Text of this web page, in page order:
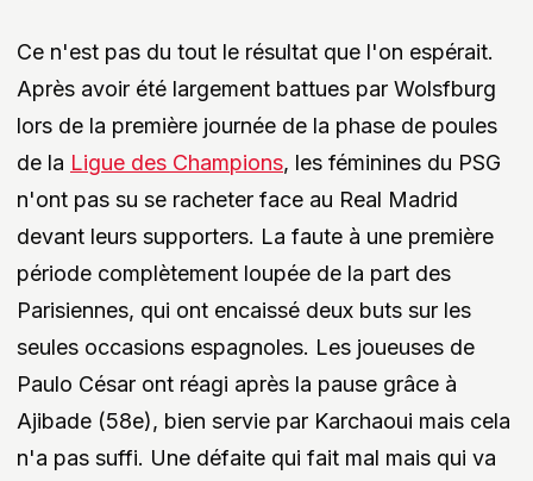
Ce n'est pas du tout le résultat que l'on espérait.
Après avoir été largement battues par Wolsfburg
lors de la première journée de la phase de poules
de la Ligue des Champions, les féminines du PSG
n'ont pas su se racheter face au Real Madrid
devant leurs supporters. La faute à une première
période complètement loupée de la part des
Parisiennes, qui ont encaissé deux buts sur les
seules occasions espagnoles. Les joueuses de
Paulo César ont réagi après la pause grâce à
Ajibade (58e), bien servie par Karchaoui mais cela
n'a pas suffi. Une défaite qui fait mal mais qui va